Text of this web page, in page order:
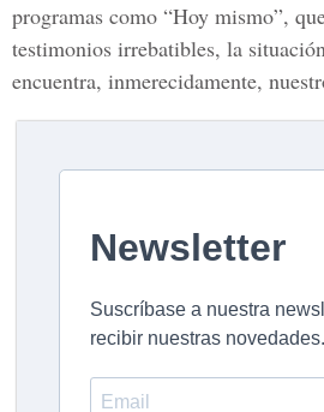
programas como “Hoy mismo”,
testimonios irrebatibles, la
encuentra, inmerecidamente,